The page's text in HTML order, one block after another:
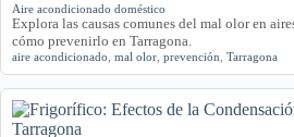
Aire acondicionado doméstico
Explora las causas comunes del mal olor en
cómo prevenirlo en Tarragona.
aire acondicionado mal olor prevención Tarragona